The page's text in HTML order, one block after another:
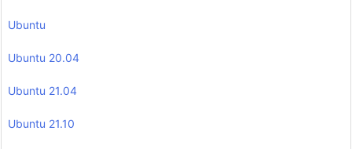
Ubuntu
Ubuntu 20.04
Ubuntu 21.04
Ubuntu 21.10